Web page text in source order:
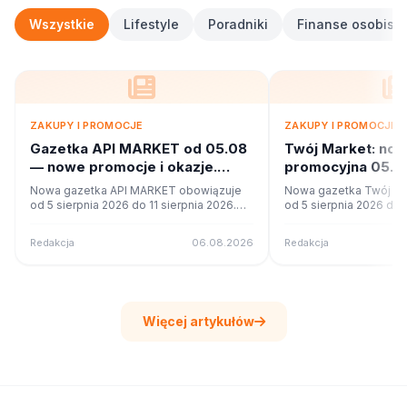
Wszystkie Lifestyle Poradniki Finanse osobiste
ZAKUPY I PROMOCJE
Gazetka API MARKET od 05.08
— nowe promocje i okazje.
Sprawdź
Nowa gazetka API MARKET obowiązuje
od 5 sierpnia 2026 do 11 sierpnia 2026.
Redakcja 06.08.2026
ZAKUPY I PROMOCJE
Twój Market:
promocyjna
Co w ofercie?
Nowa gazetka Twój
od 5 sierpnia 2026 do
Redakcja
Więcej artykułów